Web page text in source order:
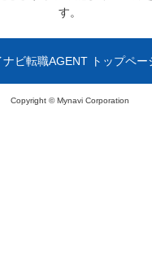
す。
ナビ転職AGENT トップペー
Copyright © Mynavi Corporation